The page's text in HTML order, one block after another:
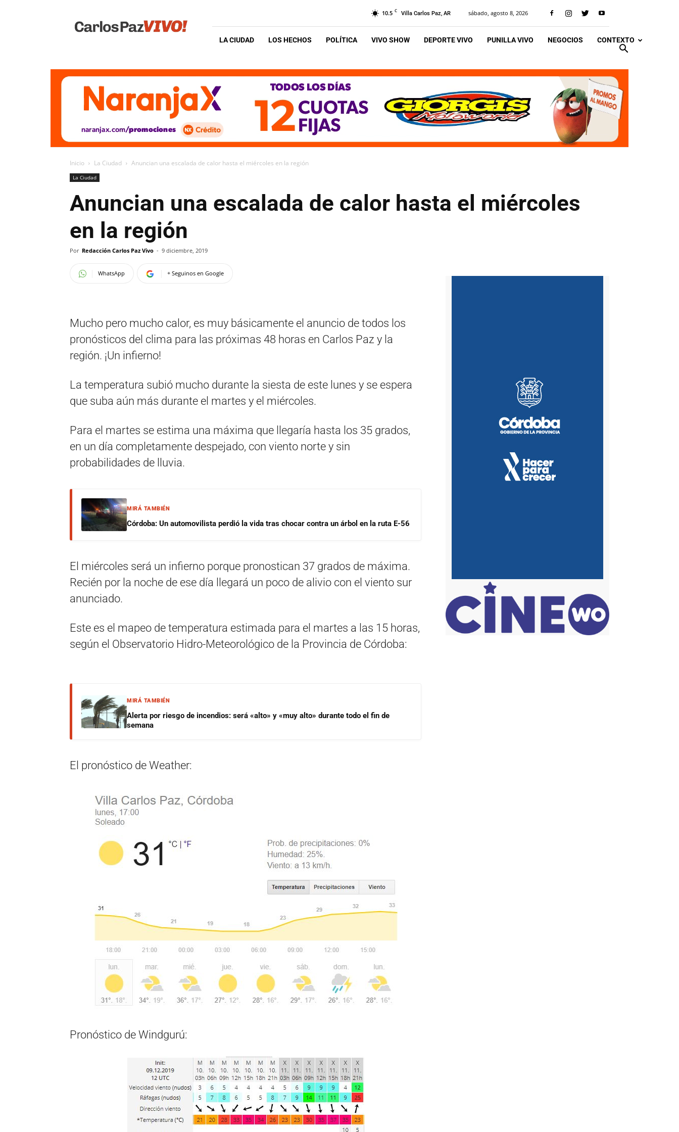
Vivo
10.5 C Villa Carlos Paz, AR sábado, agosto 8, 2026
LA CIUDAD LOS HECHOS POLÍTICA VIVO SHOW DEPORTE VIVO PUNILLA VIVO NEGOCIOS CONTEXTO
Inicio La Ciudad Anuncian una escalada de calor hasta el miércoles en la región
La Ciudad
Anuncian una escalada de calor hasta el miércoles
en la región
Por Redacción Carlos Paz Vivo - 9 diciembre, 2019
WhatsApp + Seguinos en Google
Mucho pero mucho calor, es muy básicamente el anuncio de todos los
pronósticos del clima para las próximas 48 horas en Carlos Paz y la
región. ¡Un infierno!
La temperatura subió mucho durante la siesta de este lunes y se espera
que suba aún más durante el martes y el miércoles.
Para el martes se estima una máxima que llegaría hasta los 35 grados,
en un día completamente despejado, con viento norte y sin
probabilidades de lluvia.
MIRÁ TAMBIÉN
Córdoba: Un automovilista perdió la vida tras chocar contra un árbol en la ruta E-56
El miércoles será un infierno porque pronostican 37 grados de máxima.
Recién por la noche de ese día llegará un poco de alivio con el viento sur
anunciado.
Este es el mapeo de temperatura estimada para el martes a las 15 horas,
según el Observatorio Hidro-Meteorológico de la Provincia de Córdoba:
MIRÁ TAMBIÉN
Alerta por riesgo de incendios: será «alto» y «muy alto» durante todo el fin de
semana
El pronóstico de Weather:
Pronóstico de Windgurú: